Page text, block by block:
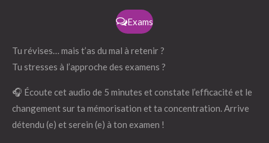
Exams
Tu révises… mais t’as du mal à retenir ?
Tu stresses à l’approche des examens ?
🎧 Écoute cet audio de 5 minutes et constate l’efficacité et le
changement sur ta mémorisation et ta concentration. Arrive
détendu (e) et serein (e) à ton examen !